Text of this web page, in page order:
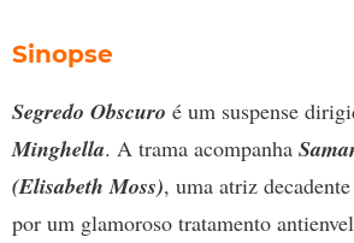
Sinopse
Segredo Obscuro é um suspense
Minghella. A trama acompanha
(Elisabeth Moss), uma atriz
por um glamoroso tratamento